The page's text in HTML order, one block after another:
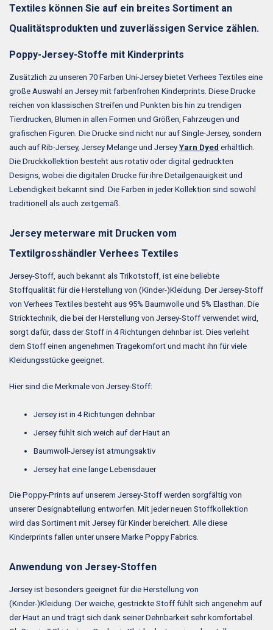
Textiles können Sie auf ein breites Sortiment an
Qualitätsprodukten und zuverlässigen Service zählen.
Poppy-Jersey-Stoffe mit Kinderprints
Zusätzlich zu unseren 70 Farben Uni-Jersey bietet Verhees Textiles eine
große Auswahl an Jersey mit farbenfrohen Kinderprints. Diese Drucke
reichen von klassischen Streifen und Punkten bis hin zu trendigen
Tierdrucken, Blumen in allen Formen und Größen, Fahrzeugen und
grafischen Figuren. Die Drucke sind nicht nur auf Single-Jersey, sondern
auch auf Rib-Jersey, Jersey Melange und Jersey Yarn Dyed erhältlich.
Die Druckkollektion besteht aus rotativ oder digital gedruckten
Designs, wobei die digitalen Drucke für ihre Detailgenauigkeit und
Lebendigkeit bekannt sind. Die Farben in jeder Kollektion sind sowohl
traditionell als auch zeitgemäß.
Jersey meterware mit Drucken vom
Textilgrosshändler Verhees Textiles
Jersey-Stoff, auch bekannt als Trikotstoff, ist eine beliebte
Stoffqualität für die Herstellung von (Kinder-)Kleidung. Der Jersey-Stoff
von Verhees Textiles besteht aus 95% Baumwolle und 5% Elasthan. Die
Stricktechnik, die bei der Herstellung von Jersey-Stoff verwendet wird,
sorgt dafür, dass der Stoff in 4 Richtungen dehnbar ist. Dies verleiht
dem Stoff einen angenehmen Tragekomfort und macht ihn für viele
Kleidungsstücke geeignet.
Hier sind die Merkmale von Jersey-Stoff:
Jersey ist in 4 Richtungen dehnbar
Jersey fühlt sich weich auf der Haut an
Baumwoll-Jersey ist atmungsaktiv
Jersey hat eine lange Lebensdauer
Die Poppy-Prints auf unserem Jersey-Stoff werden sorgfältig von
unserer Designabteilung entworfen. Mit jeder neuen Stoffkollektion
wird das Sortiment mit Jersey für Kinder bereichert. Alle diese
Kinderprints fallen unter unsere Marke Poppy Fabrics.
Anwendung von Jersey-Stoffen
Jersey ist besonders geeignet für die Herstellung von
(Kinder-)Kleidung. Der weiche, gestrickte Stoff fühlt sich angenehm auf
der Haut an und trägt sich dank seiner Dehnbarkeit sehr komfortabel.